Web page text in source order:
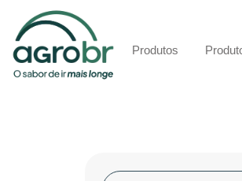
Produtos